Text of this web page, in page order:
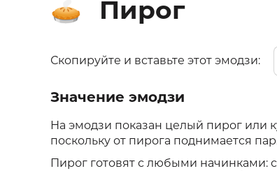
🥧 Пирог
Скопируйте и вставьте этот эмодзи:
Значение эмодзи
На эмодзи показан целый пирог или
поскольку от пирога поднимается
Пирог готовят с любыми начинками: